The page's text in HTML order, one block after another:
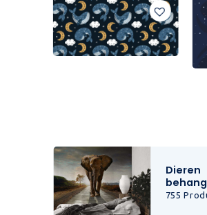
Dieren
behang
755